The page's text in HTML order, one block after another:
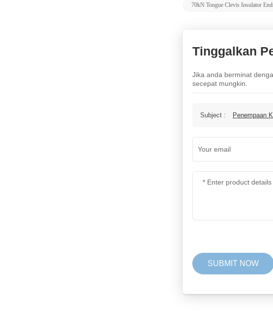
70kN Tongue Clevis Insulator
Tinggalkan
Jika anda berminat
secepat mungkin.
Subject : Penempaan